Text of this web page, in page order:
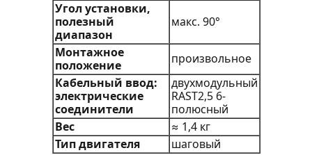
Угол установки,
полезный
диапазон
макс. 90°
Монтажное
положение
произвольное
Кабельный ввод:
электрические
соединители
двухмодульный
RAST2,5 6-
полюсный
Вес
≈ 1,4 кг
Тип двигателя
шаговый